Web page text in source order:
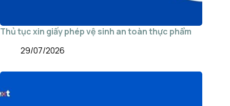
Thủ tục xin giấy phép vệ sinh an toàn thực phẩm
29/07/2026